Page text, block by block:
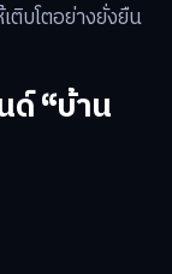
ติบโตอย่างยั่งยืน
ด์ “บ้าน